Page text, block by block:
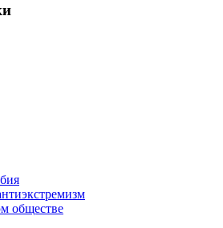
обществе